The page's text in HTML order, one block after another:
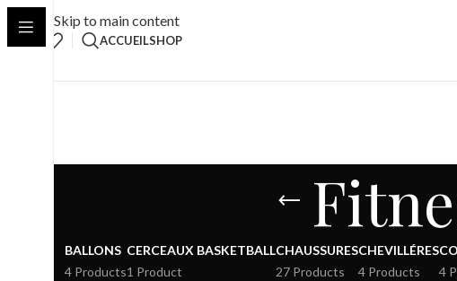
Skip to main content
ACCUEILSHOP
BALLONS
4 Products
CERCEAUX BASKETBALL
1 Product
CHAUSSURES
27 Products
CHEVILLÉRES
4 Products
4